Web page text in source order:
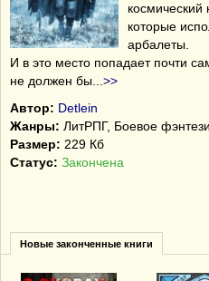
космический
которые
арбалеты.
И в это место попадает почти
не должен бы
>>
Автор: Detlein
Жанры: ЛитРПГ, Боевое фэнтези
Размер: 229 Кб
Статус: Закончена
Новые законченные книги